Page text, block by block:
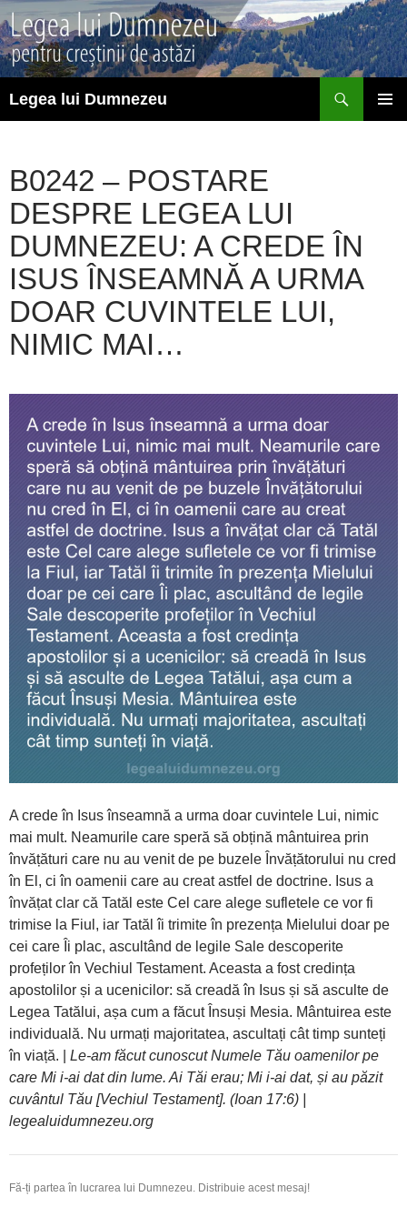
Sari
la
conținut
Legea lui Dumnezeu
B0242 – POSTARE
DESPRE LEGEA LUI
DUMNEZEU: A CREDE ÎN
ISUS ÎNSEAMNĂ A URMA
DOAR CUVINTELE LUI,
NIMIC MAI…
A crede în Isus înseamnă a urma doar cuvintele Lui, nimic
mai mult. Neamurile care speră să obțină mântuirea prin
învățături care nu au venit de pe buzele Învățătorului nu cred
în El, ci în oamenii care au creat astfel de doctrine. Isus a
învățat clar că Tatăl este Cel care alege sufletele ce vor fi
trimise la Fiul, iar Tatăl îi trimite în prezența Mielului doar pe
cei care Îi plac, ascultând de legile Sale descoperite
profeților în Vechiul Testament. Aceasta a fost credința
apostolilor și a ucenicilor: să creadă în Isus și să asculte de
Legea Tatălui, așa cum a făcut Însuși Mesia. Mântuirea este
individuală. Nu urmați majoritatea, ascultați cât timp sunteți
în viață. | Le-am făcut cunoscut Numele Tău oamenilor pe
care Mi i-ai dat din lume. Ai Tăi erau; Mi i-ai dat, și au păzit
cuvântul Tău [Vechiul Testament]. (Ioan 17:6) |
legealuidumnezeu.org
Fă-ți partea în lucrarea lui Dumnezeu. Distribuie acest mesaj!